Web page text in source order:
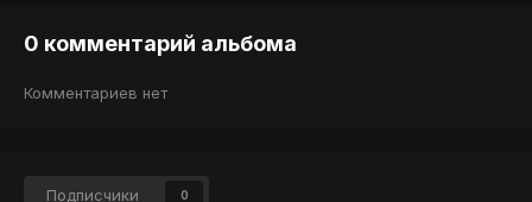
0 комментарий альбома
Комментариев нет
Подписчики 0